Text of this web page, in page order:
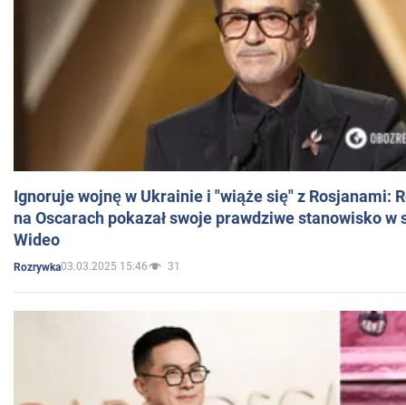
Ignoruje wojnę w Ukrainie i "wiąże się" z Rosjanami:
na Oscarach pokazał swoje prawdziwe stanowisko w
Wideo
Rozrywka03.03.2025 15:46 31